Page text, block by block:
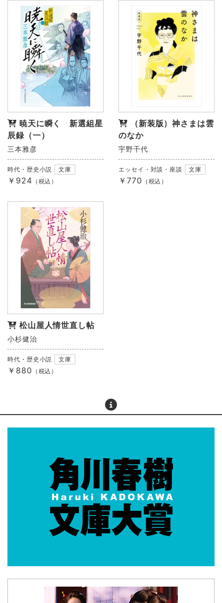
暁天に瞬く 新選組星
辰録（一）
三本雅彦
時代・歴史小説 文庫
￥924 （税込）
（新装版）神さまは雲
のなか
宇野千代
エッセイ・対談・座談 文庫
￥770 （税込）
松山屋人情世直し帖
小杉健治
時代・歴史小説 文庫
￥880 （税込）